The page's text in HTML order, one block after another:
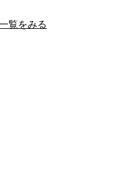
覧をみる